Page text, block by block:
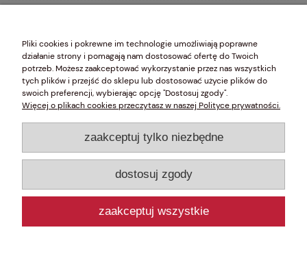
o Działalności Gospodarczej (CEIDG) prowadzonej przez Ministra Gospodarki, NIP 5261049203 REGON
010761464
Szlachetne Systemy Dekoracji Okien
Karnisze z czystego mosiądzu
Karnisze ze stali szlachetnej
Karnisze żelazne (Rzemiosło)
Wysokogatunkowe systemy
Pliki cookies i pokrewne im technologie umożliwiają poprawne
działanie strony i pomagają nam dostosować ofertę do Twoich
potrzeb. Możesz zaakceptować wykorzystanie przez nas wszystkich
tych plików i przejść do sklepu lub dostosować użycie plików do
swoich preferencji, wybierając opcję "Dostosuj zgody".
Więcej o plikach cookies przeczytasz w naszej Polityce prywatności.
zaakceptuj tylko niezbędne
dostosuj zgody
zaakceptuj wszystkie